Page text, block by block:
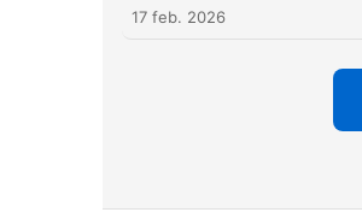
17 feb. 2026